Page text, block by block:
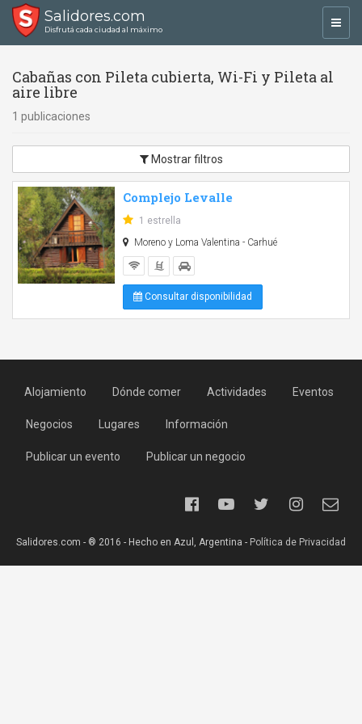
Salidores.com
Disfrutá cada ciudad al máximo
Cabañas con Pileta cubierta, Wi-Fi y Pileta al
aire libre
1 publicaciones
Mostrar filtros
Complejo Levalle
1 estrella
Moreno y Loma Valentina - Carhué
Consultar disponibilidad
Alojamiento Dónde comer Actividades Eventos
Negocios Lugares Información
Publicar un evento Publicar un negocio
Salidores.com - ® 2016 - Hecho en Azul, Argentina - Política de Privacidad